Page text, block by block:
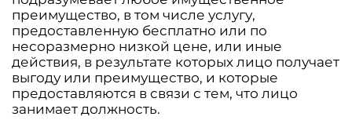
преимущество, в том числе услугу,
предоставленную бесплатно или по
несоразмерно низкой цене, или иные
действия, в результате которых лицо получает
выгоду или преимущество, и которые
предоставляются в связи с тем, что лицо
занимает должность.